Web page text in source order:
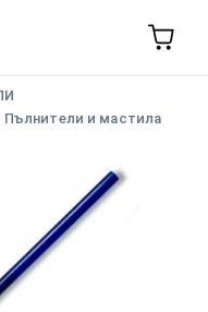
Пълнители и мастила